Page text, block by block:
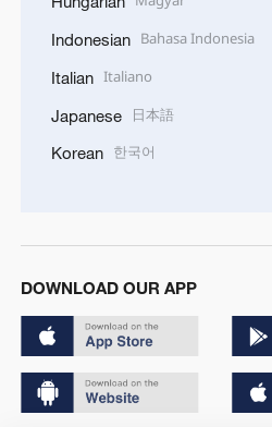
Indonesian Bahasa Indonesia
Italian Italiano
Japanese 日本語
Korean 한국어
DOWNLOAD OUR APP